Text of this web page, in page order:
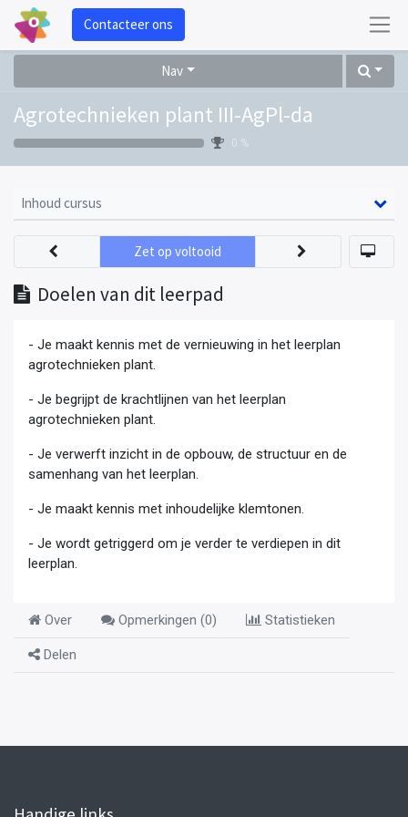
Contacteer ons
Nav
Agrotechnieken plant III-AgPl-da
0 %
Inhoud cursus
Doelen van dit leerpad
Zet op voltooid
- Je maakt kennis met de vernieuwing in het leerplan
agrotechnieken plant.
- Je begrijpt de krachtlijnen van het leerplan
agrotechnieken plant.
- Je verwerft inzicht in de opbouw, de structuur en de
samenhang van het leerplan.
- Je maakt kennis met inhoudelijke klemtonen.
- Je wordt getriggerd om je verder te verdiepen in dit
leerplan.
Over Opmerkingen (0) Statistieken
Delen